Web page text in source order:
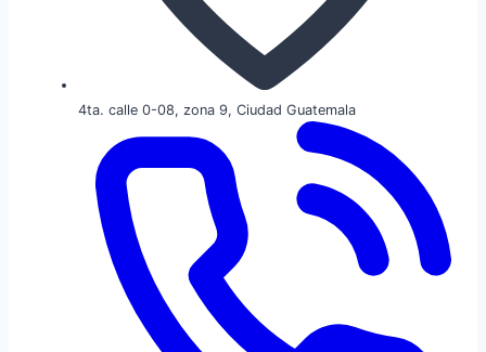
4ta. calle 0-08, zona 9, Ciudad Guatemala